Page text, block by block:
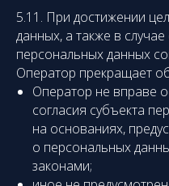
5.11. При достижении
данных, а также в
персональных данных
Оператор прекращает
Оператор не вправе
согласия субъекта
на основаниях,
о персональных
законами;